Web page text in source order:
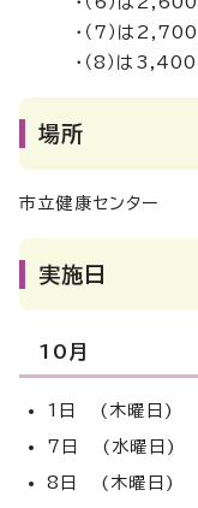
・（7）は2,700
・（8）は3,400
場所
市立健康センター
実施日
10月
1日 (木曜日)
7日 (水曜日)
8日 (木曜日)